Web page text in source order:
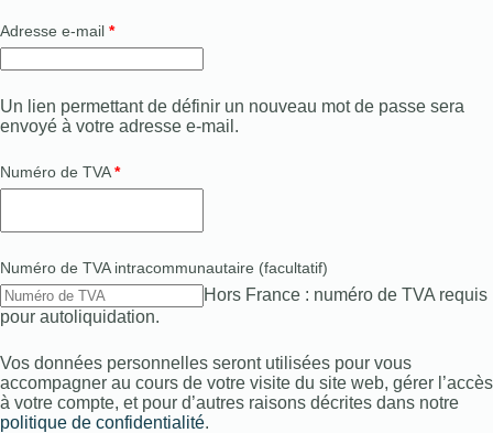
Adresse e-mail *
Un lien permettant de définir un nouveau mot de passe sera
envoyé à votre adresse e-mail.
Numéro de TVA*
Numéro de TVA intracommunautaire (facultatif)
Hors France : numéro de TVA requis
pour autoliquidation.
Vos données personnelles seront utilisées pour vous
accompagner au cours de votre visite du site web, gérer l’accès
à votre compte, et pour d’autres raisons décrites dans notre
politique de confidentialité.